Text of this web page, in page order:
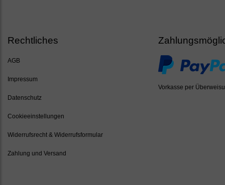
Rechtliches
AGB
Impressum
Datenschutz
Cookieeinstellungen
Widerrufsrecht & Widerrufsformular
Zahlung und Versand
Vorkasse per